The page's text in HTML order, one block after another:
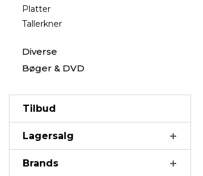
Platter
Tallerkner
Diverse
Bøger & DVD
Tilbud
Lagersalg
Brands